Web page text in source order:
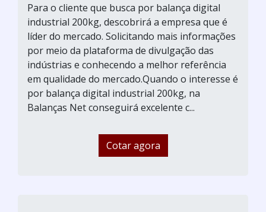
Para o cliente que busca por balança digital
industrial 200kg, descobrirá a empresa que é
líder do mercado. Solicitando mais informações
por meio da plataforma de divulgação das
indústrias e conhecendo a melhor referência
em qualidade do mercado.Quando o interesse é
por balança digital industrial 200kg, na
Balanças Net conseguirá excelente c...
Cotar agora